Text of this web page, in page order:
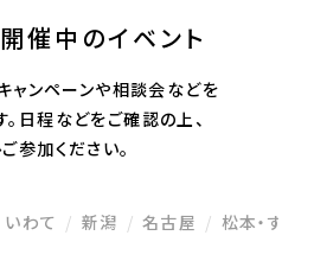
催中のイベント
ャンペーンや相談会などを
日程などをご確認の上、
参加ください。
いわて 新潟 名古屋 松本・すわ